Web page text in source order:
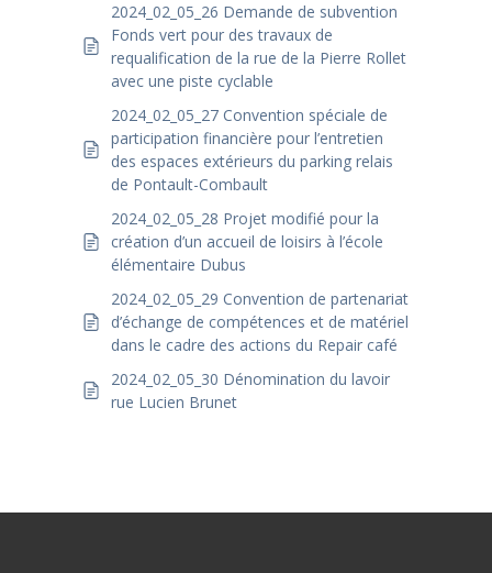
2024_02_05_26 Demande de subvention
Fonds vert pour des travaux de
requalification de la rue de la Pierre Rollet
avec une piste cyclable
2024_02_05_27 Convention spéciale de
participation financière pour l’entretien
des espaces extérieurs du parking relais
de Pontault-Combault
2024_02_05_28 Projet modifié pour la
création d’un accueil de loisirs à l’école
élémentaire Dubus
2024_02_05_29 Convention de partenariat
d’échange de compétences et de matériel
dans le cadre des actions du Repair café
2024_02_05_30 Dénomination du lavoir
rue Lucien Brunet